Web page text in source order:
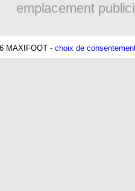
emplacement
MAXIFOOT - choix de